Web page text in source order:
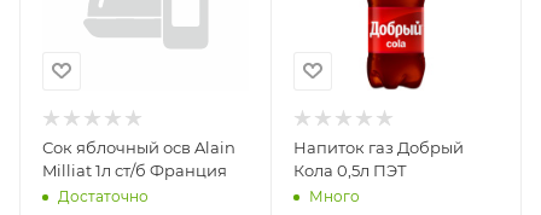
Сок яблочный осв Alain
Milliat 1л ст/б Франция
Достаточно
Напиток газ Добрый
Кола 0,5л ПЭТ
Много